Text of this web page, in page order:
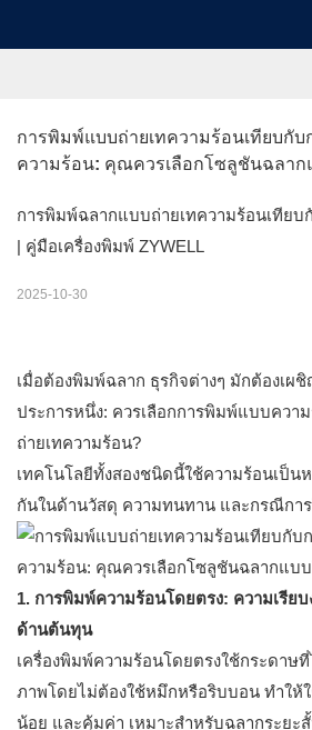
การพิมพ์แบบถ่ายเทความร้อนเทียบกับ
ความร้อน: คุณควรเลือกโซลูชันฉลาก
การพิมพ์ฉลากแบบถ่ายเทความร้อนเทีย
| คู่มือเครื่องพิมพ์ ZYWELL
2025-10-30
เมื่อต้องพิมพ์ฉลาก ธุรกิจต่างๆ มักต้องเ
ประการหนึ่ง: ควรเลือกการพิมพ์แบบควา
ถ่ายเทความร้อน?
เทคโนโลยีทั้งสองชนิดนี้ใช้ความร้อนเป็
กันในด้านวัสดุ ความทนทาน และกรณีการ
1. การพิมพ์ความร้อนโดยตรง: ความเรีย
ด้านต้นทุน
เครื่องพิมพ์ความร้อนโดยตรงใช้กระดาษ
ภาพโดยไม่ต้องใช้หมึกหรือริบบอน ทำให้ใ
น้อย และคุ้มค่า เหมาะสำหรับฉลากระยะ